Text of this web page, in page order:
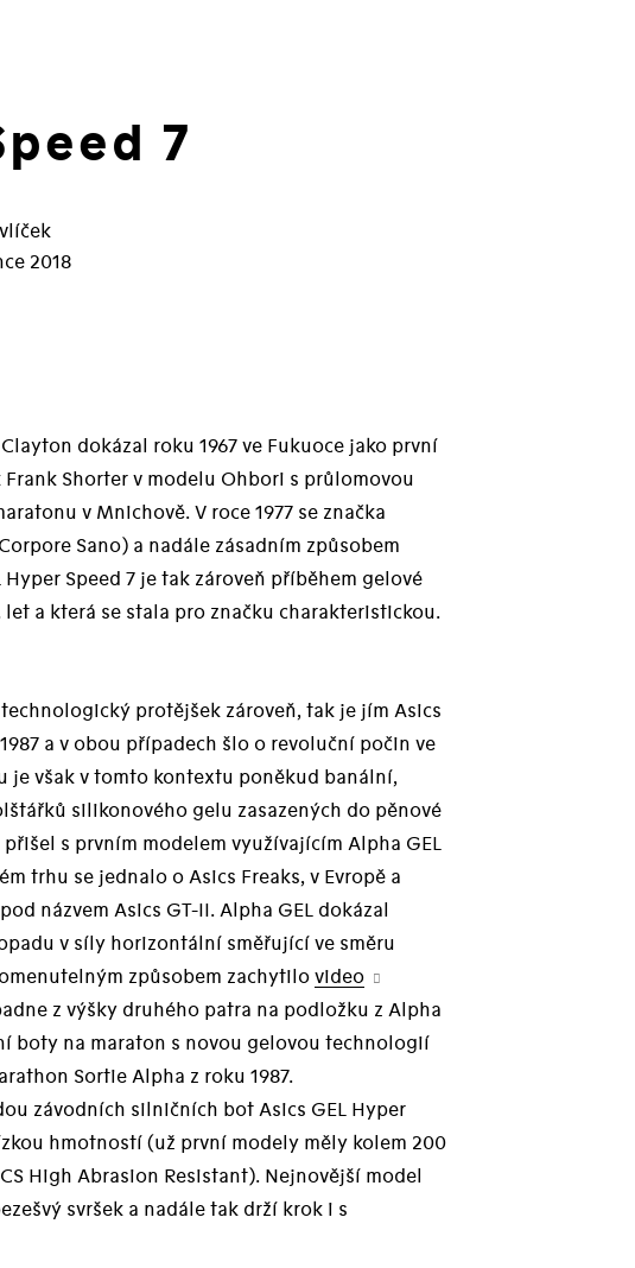
7
2018
dokázal roku 1967 ve Fukuoce jako první
Shorter v modelu Ohbori s průlomovou
v Mnichově. V roce 1977 se značka
Sano) a nadále zásadním způsobem
Speed 7 je tak zároveň příběhem gelové
a která se stala pro značku charakteristickou.
protějšek zároveň, tak je jím Asics
a v obou případech šlo o revoluční počin ve
však v tomto kontextu poněkud banální,
silikonového gelu zasazených do pěnové
přišel s prvním modelem využívajícím Alpha GEL
trhu se jednalo o Asics Freaks, v Evropě a
názvem Asics GT-II. Alpha GEL dokázal
v síly horizontální směřující ve směru
způsobem zachytilo video
z výšky druhého patra na podložku z Alpha
boty na maraton s novou gelovou technologií
Sortie Alpha z roku 1987.
závodních silničních bot Asics GEL Hyper
hmotností (už první modely měly kolem 200
High Abrasion Resistant). Nejnovější model
svršek a nadále tak drží krok i s